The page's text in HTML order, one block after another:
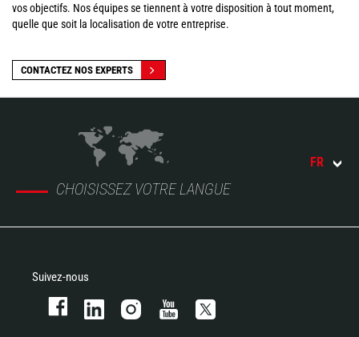
vos objectifs. Nos équipes se tiennent à votre disposition à tout moment,
quelle que soit la localisation de votre entreprise.
CONTACTEZ NOS EXPERTS
CHOISISSEZ VOTRE LANGUE
FR
Suivez-nous